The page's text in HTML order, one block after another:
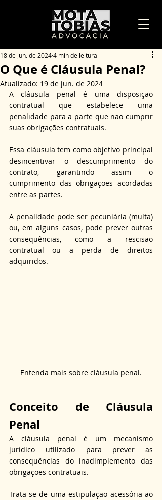
O Que é Cláusula Penal?
18 de jun. de 20244 min de leitura
Atualizado: 19 de jun. de 2024
A cláusula penal é uma disposição
contratual que estabelece uma
penalidade para a parte que não cumprir
suas obrigações contratuais.
Essa cláusula tem como objetivo principal
desincentivar o descumprimento do
contrato, garantindo assim o
cumprimento das obrigações acordadas
entre as partes.
A penalidade pode ser pecuniária (multa)
ou, em alguns casos, pode prever outras
consequências, como a rescisão
contratual ou a perda de direitos
adquiridos.
Entenda mais sobre cláusula penal.
Conceito de Cláusula
Penal
A cláusula penal é um mecanismo
jurídico utilizado para prever as
consequências do inadimplemento das
obrigações contratuais.
Trata-se de uma estipulação acessória ao